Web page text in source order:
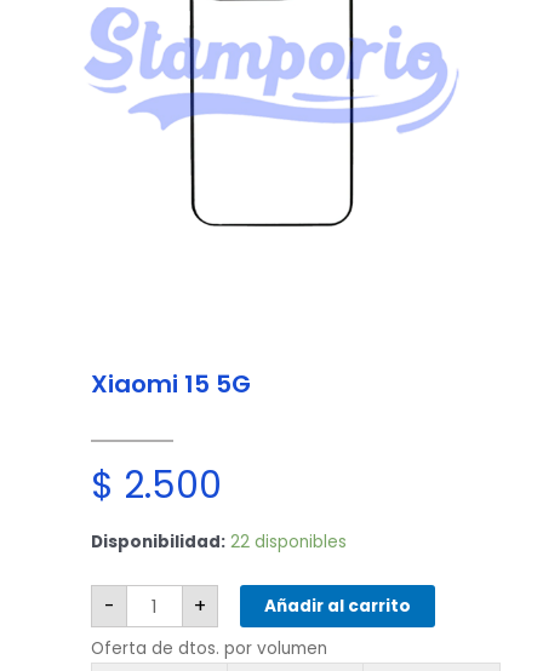
Xiaomi 15 5G
$ 2.500
Disponibilidad: 22 disponibles
-
Xiaomi
15
cantidad
+
Añadir al carrito
Oferta de dtos. por volumen